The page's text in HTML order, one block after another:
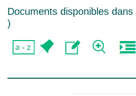
Documents disponibles
)